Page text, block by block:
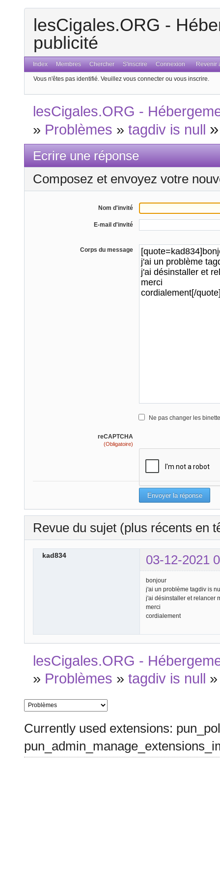
lesCigales.ORG -
publicité
Index Membres Chercher S'inscrire Connexion Revenir
Vous n'êtes pas identifié. Veuillez vous connecter ou vous inscrire.
lesCigales.ORG -
» Problèmes »tagdiv is null
Ecrire une réponse
Composez et envoyez votre
Nom d'invité
E-mail d'invité
Corps du message
Ne pas changer les
reCAPTCHA
(Obligatoire)
Revue du sujet (plus récents en
kad834 03-12-2021
bonjour
j'ai un problème tagdiv is
j'ai désinstaller et relancer
merci
cordialement
lesCigales.ORG -
» Problèmes »tagdiv is null
Currently used extensions: